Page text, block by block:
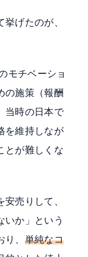
げたのが、
モチベーショ
の施策（報酬
当時の日本で
を維持しなが
とが難しくな
売りして、
いか」という
、 単純なコ